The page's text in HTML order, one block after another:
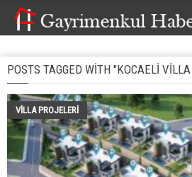
POSTS TAGGED WITH "KOCAELI
VILLA PROJELERI